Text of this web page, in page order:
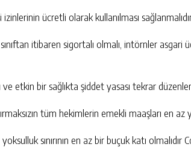
ücretli olarak kullanılması
itibaren sigortalı olmalı, intörnler asgari
ve etkin bir sağlıkta şiddet yasası tekrar
tüm hekimlerin emekli maaşları en az
sınırının en az bir buçuk katı olmalıdır